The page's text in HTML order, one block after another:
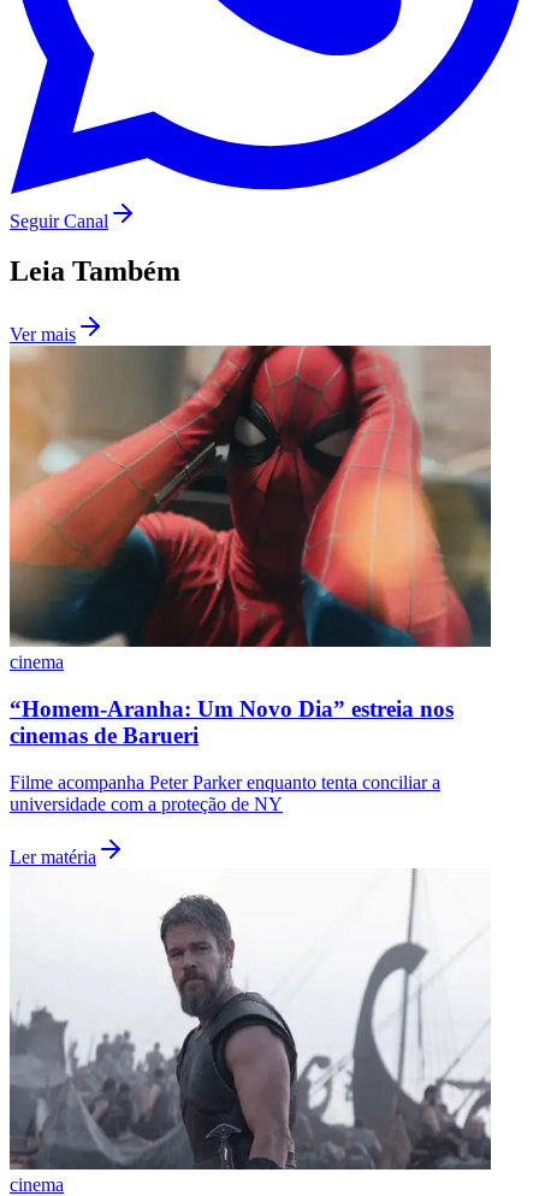
Palmeiras
São Paulo
Seguir Canal
Leia Também
Ver mais
cinema
“Homem-Aranha: Um Novo Dia” estreia nos
cinemas de Barueri
Filme acompanha Peter Parker enquanto tenta conciliar a
universidade com a proteção de NY
Ler matéria
cinema